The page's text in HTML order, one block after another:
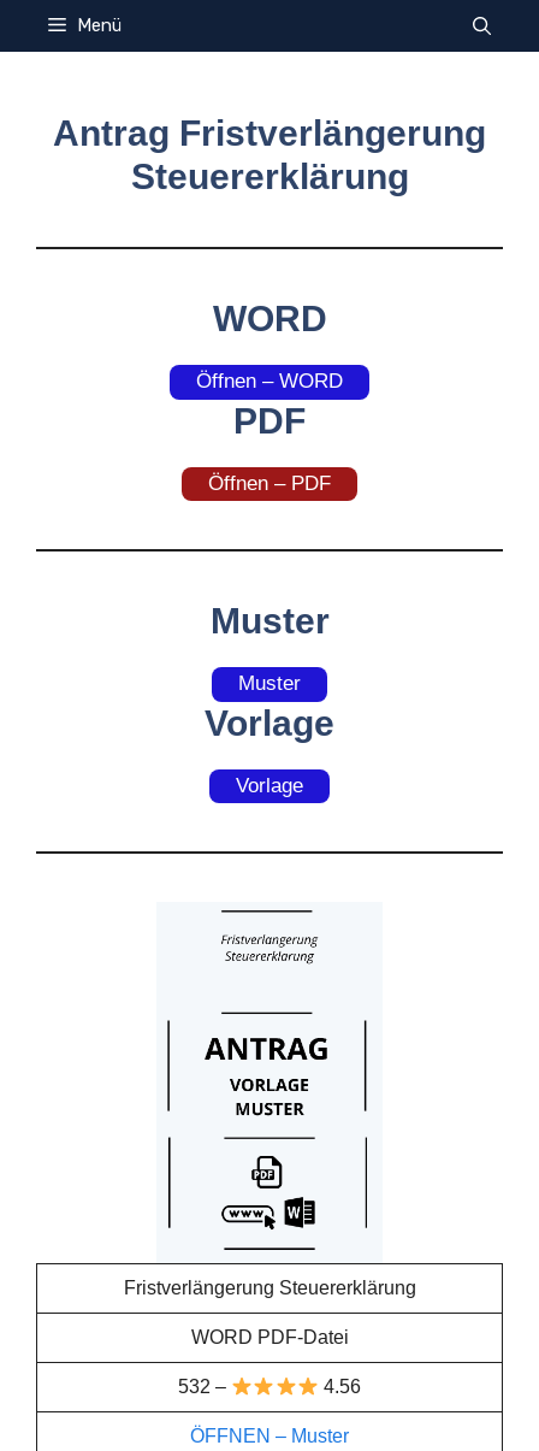
Menü
Antrag Fristverlängerung
Steuererklärung
WORD
Öffnen – WORD
PDF
Öffnen – PDF
Muster
Muster
Vorlage
Vorlage
Fristverlängerung Steuererklärung
WORD PDF-Datei
532 – 4.56
ÖFFNEN – Muster